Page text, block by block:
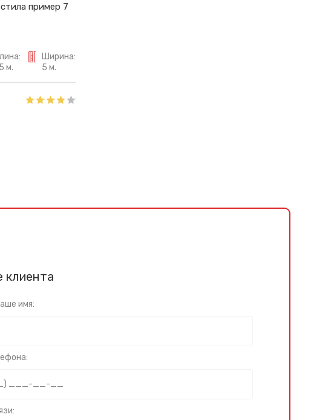
пример 7
м.
Ширина:
5 м.
клиента
имя: